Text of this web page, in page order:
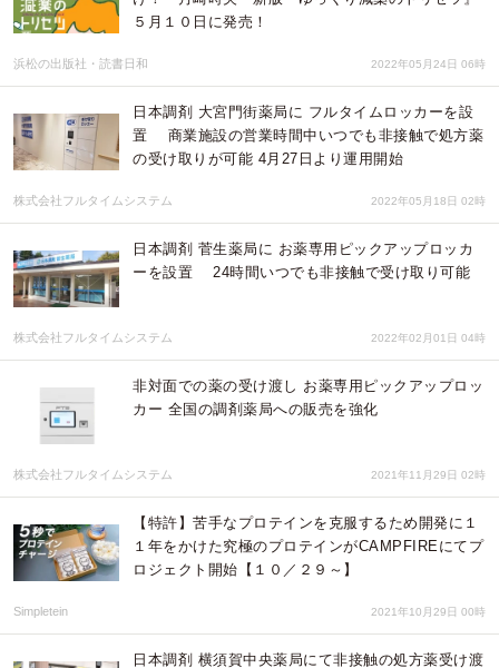
５月１０日に発売！
浜松の出版社・読書日和 2022年05月24日 06時
日本調剤 大宮門街薬局に フルタイムロッカーを設
置 商業施設の営業時間中いつでも非接触で処方薬
の受け取りが可能 4月27日より運用開始
株式会社フルタイムシステム 2022年05月18日 02時
日本調剤 菅生薬局に お薬専用ピックアップロッカ
ーを設置 24時間いつでも非接触で受け取り可能
株式会社フルタイムシステム 2022年02月01日 04時
非対面での薬の受け渡し お薬専用ピックアップロッ
カー 全国の調剤薬局への販売を強化
株式会社フルタイムシステム 2021年11月29日 02時
【特許】苦手なプロテインを克服するため開発に１
１年をかけた究極のプロテインがCAMPFIREにてプ
ロジェクト開始【１０／２９～】
Simpletein 2021年10月29日 00時
日本調剤 横須賀中央薬局にて非接触の処方薬受け渡